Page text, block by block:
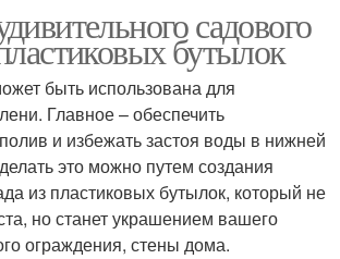
садового
бутылок
быть использована для
Главное – обеспечить
и избежать застоя воды в нижней
это можно путем создания
из пластиковых бутылок, который не
но станет украшением вашего
ограждения, стены дома.